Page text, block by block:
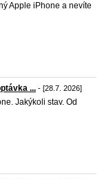
Apple iPhone a nevíte
... - [28.7. 2026]
Jakýkoli stav. Od